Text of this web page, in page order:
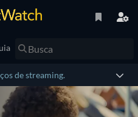
de streaming.